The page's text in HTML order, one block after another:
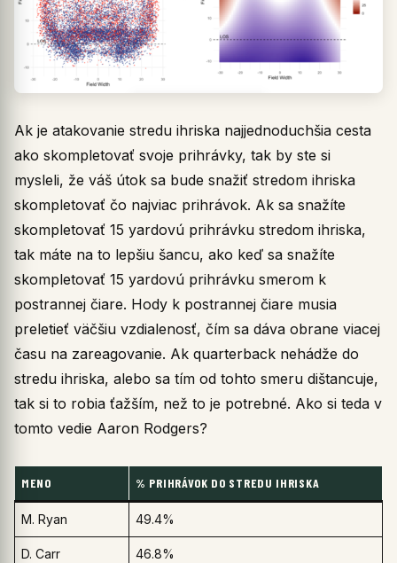
Ak je atakovanie stredu ihriska najjednoduchšia cesta
ako skompletovať svoje prihrávky, tak by ste si
mysleli, že váš útok sa bude snažiť stredom ihriska
skompletovať čo najviac prihrávok. Ak sa snažíte
skompletovať 15 yardovú prihrávku stredom ihriska,
tak máte na to lepšiu šancu, ako keď sa snažíte
skompletovať 15 yardovú prihrávku smerom k
postrannej čiare. Hody k postrannej čiare musia
preletieť väčšiu vzdialenosť, čím sa dáva obrane viacej
času na zareagovanie. Ak quarterback nehádže do
stredu ihriska, alebo sa tím od tohto smeru dištancuje,
tak si to robia ťažším, než to je potrebné. Ako si teda v
tomto vedie Aaron Rodgers?
MENO % PRIHRÁVOK DO STREDU IHRISKA
M. Ryan 49.4%
D. Carr 46.8%